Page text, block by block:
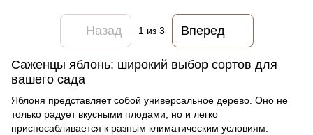
Назад 1из 3 Вперед
Саженцы яблонь: широкий выбор сортов для
вашего сада
Яблоня представляет собой универсальное дерево. Оно не
только радует вкусными плодами, но и легко
приспосабливается к разным климатическим условиям.